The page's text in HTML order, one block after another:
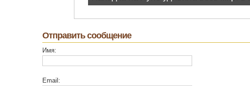
Отправить сообщение
Имя:
Email: